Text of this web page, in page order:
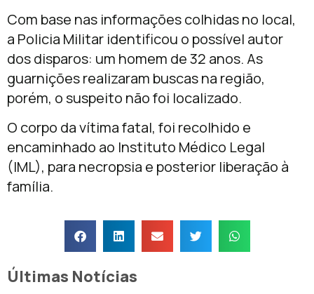
Com base nas informações colhidas no local,
a Policia Militar identificou o possível autor
dos disparos: um homem de 32 anos. As
guarnições realizaram buscas na região,
porém, o suspeito não foi localizado.
O corpo da vítima fatal, foi recolhido e
encaminhado ao Instituto Médico Legal
(IML), para necropsia e posterior liberação à
família.
Últimas Notícias